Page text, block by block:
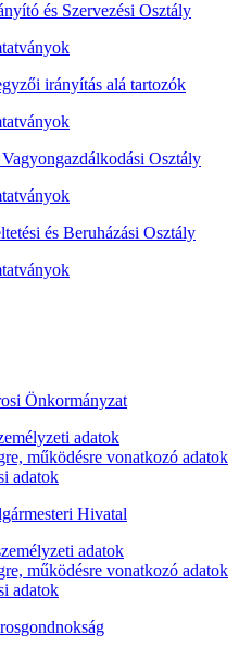
és Szervezési Osztály
irányítás alá tartozók
Osztály
és Beruházási Osztály
Önkormányzat
adatok
működésre vonatkozó adatok
adatok
Hivatal
adatok
működésre vonatkozó adatok
adatok